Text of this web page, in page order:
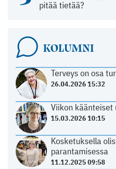
pitää tietää?
KOLUMNI
Terveys on osa
26.04.2026 15:32
Viikon käänteiset
15.03.2026 10:15
Kosketuksella
parantamisessa
11.12.2025 09:58